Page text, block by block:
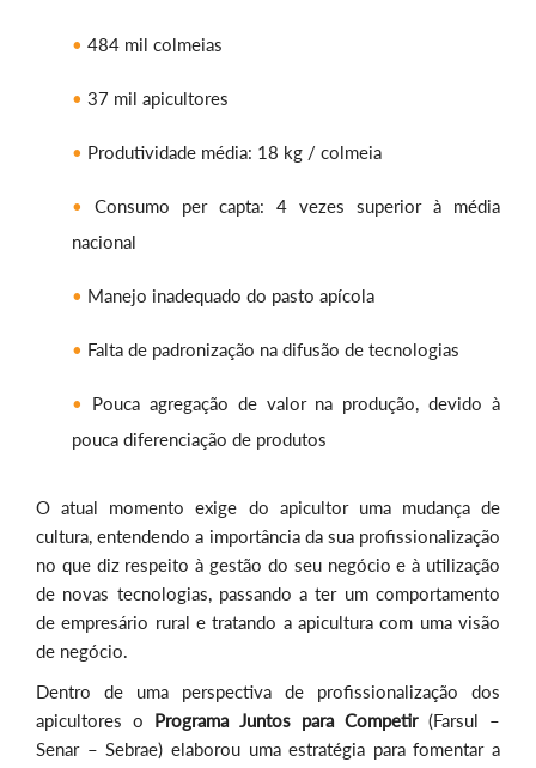
484 mil colmeias
37 mil apicultores
Produtividade média: 18 kg / colmeia
Consumo per capta: 4 vezes superior à média
nacional
Manejo inadequado do pasto apícola
Falta de padronização na difusão de tecnologias
Pouca agregação de valor na produção, devido à
pouca diferenciação de produtos
O atual momento exige do apicultor uma mudança de
cultura, entendendo a importância da sua profissionalização
no que diz respeito à gestão do seu negócio e à utilização
de novas tecnologias, passando a ter um comportamento
de empresário rural e tratando a apicultura com uma visão
de negócio.
Dentro de uma perspectiva de profissionalização dos
apicultores o Programa Juntos para Competir(Farsul –
Senar – Sebrae) elaborou uma estratégia para fomentar a